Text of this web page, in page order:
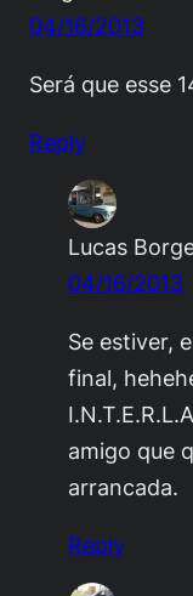
04/16/2013
Será que esse
Reply
Lucas
04/16/2013
Se estiver,
final,
amigo que
arrancada.
Reply